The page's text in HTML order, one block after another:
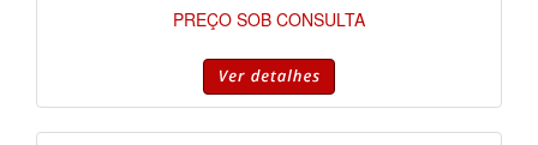
PREÇO SOB CONSULTA